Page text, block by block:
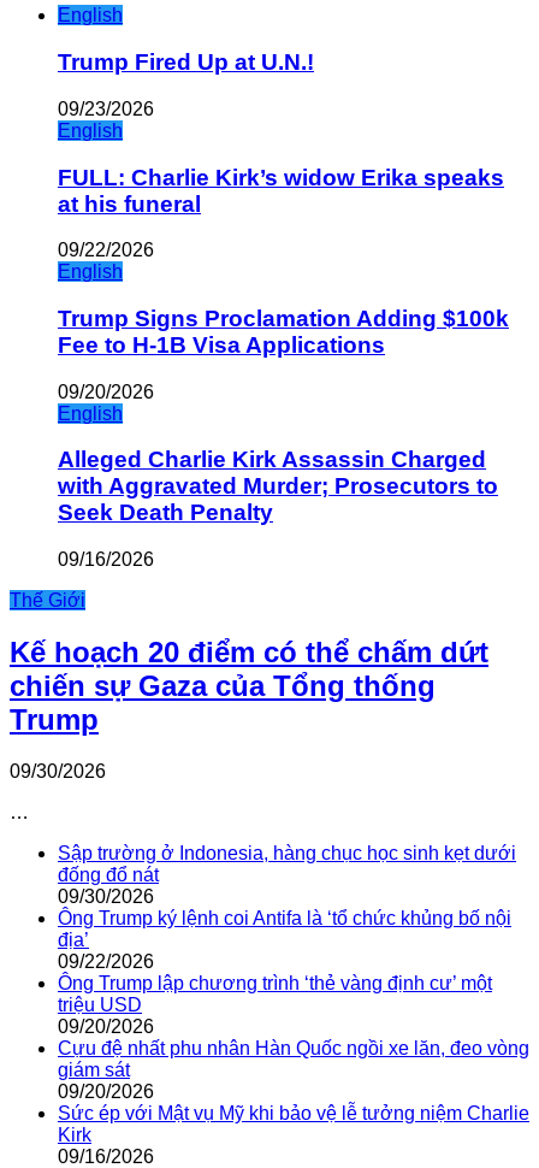
English
Trump Fired Up at U.N.!
09/23/2026
English
FULL: Charlie Kirk’s widow Erika speaks
at his funeral
09/22/2026
English
Trump Signs Proclamation Adding $100k
Fee to H-1B Visa Applications
09/20/2026
English
Alleged Charlie Kirk Assassin Charged
with Aggravated Murder; Prosecutors to
Seek Death Penalty
09/16/2026
Thế Giới
Kế hoạch 20 điểm có thể chấm dứt
chiến sự Gaza của Tổng thống
Trump
09/30/2026
…
Sập trường ở Indonesia, hàng chục học sinh kẹt dưới
đống đổ nát
09/30/2026
Ông Trump ký lệnh coi Antifa là ‘tổ chức khủng bố nội
địa’
09/22/2026
Ông Trump lập chương trình ‘thẻ vàng định cư’ một
triệu USD
09/20/2026
Cựu đệ nhất phu nhân Hàn Quốc ngồi xe lăn, đeo vòng
giám sát
09/20/2026
Sức ép với Mật vụ Mỹ khi bảo vệ lễ tưởng niệm Charlie
Kirk
09/16/2026